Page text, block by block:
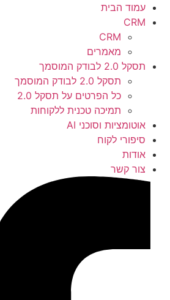
עמוד הבית
CRM
CRM
מאמרים
תסקל 2.0 לבודק המוסמך
תסקל 2.0 לבודק המוסמך
כל הפרטים על תסקל 2.0
תמיכה טכנית ללקוחות
אוטומציות וסוכני AI
סיפורי לקוח
אודות
צור קשר